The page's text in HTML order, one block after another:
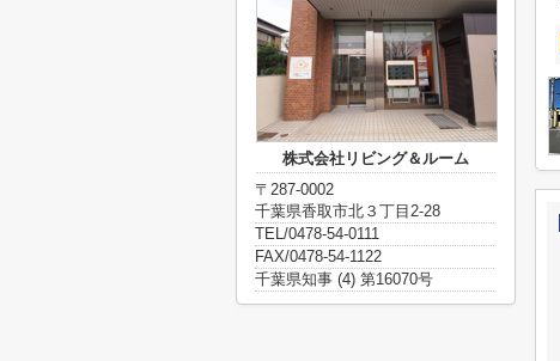
株式会社リビング＆ルーム
〒287-0002
千葉県香取市北３丁目2-28
TEL/0478-54-0111
FAX/0478-54-1122
千葉県知事 (4) 第16070号